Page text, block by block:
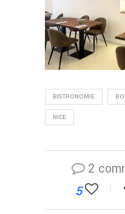
BISTRONOMIE
NICE
2
5